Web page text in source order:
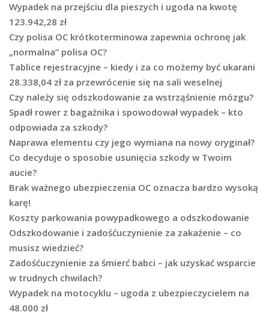
Wypadek na przejściu dla pieszych i ugoda na kwotę
123.942,28 zł
Czy polisa OC krótkoterminowa zapewnia ochronę jak
„normalna” polisa OC?
Tablice rejestracyjne – kiedy i za co możemy być ukarani
28.338,04 zł za przewrócenie się na sali weselnej
Czy należy się odszkodowanie za wstrząśnienie mózgu?
Spadł rower z bagażnika i spowodował wypadek – kto
odpowiada za szkody?
Naprawa elementu czy jego wymiana na nowy oryginał?
Co decyduje o sposobie usunięcia szkody w Twoim
aucie?
Brak ważnego ubezpieczenia OC oznacza bardzo wysoką
karę!
Koszty parkowania powypadkowego a odszkodowanie
Odszkodowanie i zadośćuczynienie za zakażenie – co
musisz wiedzieć?
Zadośćuczynienie za śmierć babci – jak uzyskać wsparcie
w trudnych chwilach?
Wypadek na motocyklu – ugoda z ubezpieczycielem na
48.000 zł